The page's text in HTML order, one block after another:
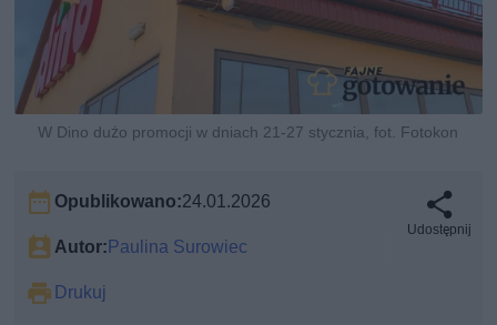
W Dino dużo promocji w dniach 21-27 stycznia, fot. Fotokon
Opublikowano:24.01.2026
Autor:Paulina Surowiec
Drukuj
Udostępnij